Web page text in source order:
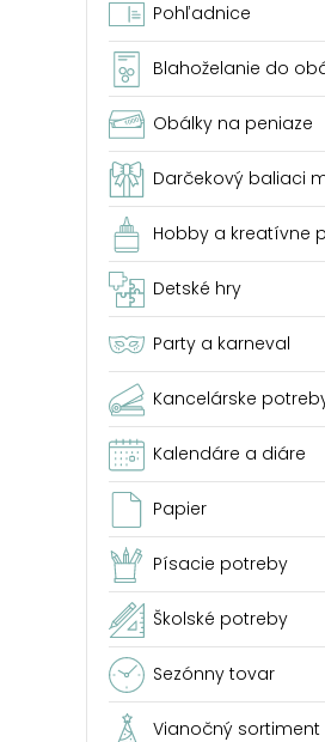
Pohľadnice
Blahoželanie do
Obálky na peniaze
Darčekový baliaci
Hobby a kreatívne
Detské hry
Party a karneval
Kancelárske
Kalendáre a diáre
Papier
Písacie potreby
Školské potreby
Sezónny tovar
Vianočný sortiment